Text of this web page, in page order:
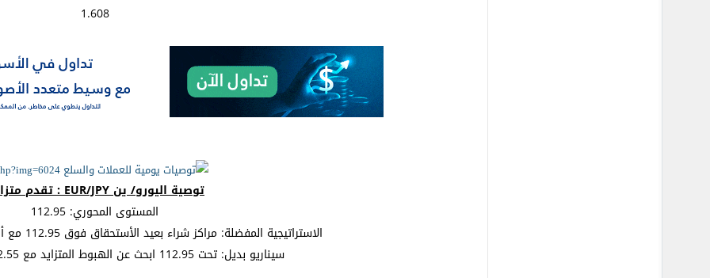
1.608
توصية اليورو/ ين EUR/JPY : تقدم متزايد.
المستوى المحوري: 112.95
الاستراتيجية المفضلة: مراكز شراء بعيد الأستحقاق فوق 112.95 مع أهداف عند 113.95 و 114.4.
سيناريو بديل: تحت 112.95 ابحث عن الهبوط المتزايد مع 112.55 و 112 كأهداف.